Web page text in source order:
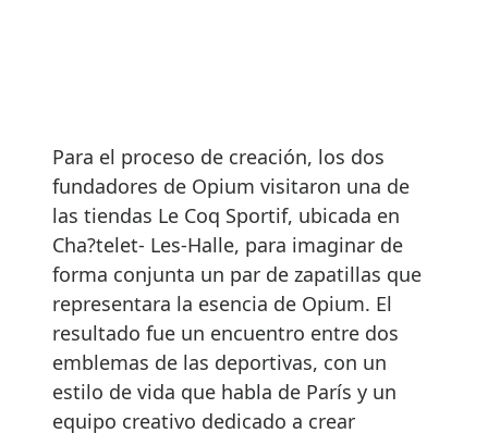
Para el proceso de creación, los dos
fundadores de Opium visitaron una de
las tiendas Le Coq Sportif, ubicada en
Cha?telet- Les-Halle, para imaginar de
forma conjunta un par de zapatillas que
representara la esencia de Opium. El
resultado fue un encuentro entre dos
emblemas de las deportivas, con un
estilo de vida que habla de París y un
equipo creativo dedicado a crear